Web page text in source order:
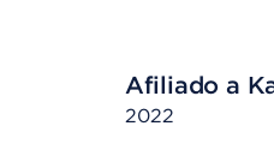
Afiliado a
2022